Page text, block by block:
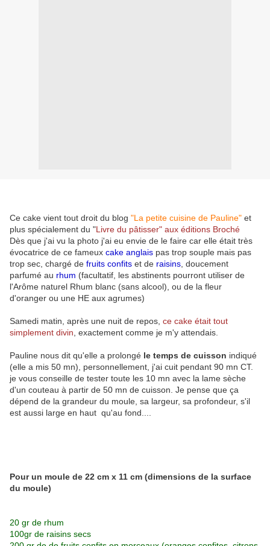
Ce cake vient tout droit du blog "La petite cuisine de Pauline" et
plus spécialement du "Livre du pâtisser" aux éditions Broché
Dès que j'ai vu la photo j'ai eu envie de le faire car elle était très
évocatrice de ce fameux cake anglais pas trop souple mais pas
trop sec, chargé de fruits confits et de raisins , doucement
parfumé au rhum (facultatif, les abstinents pourront utiliser de
l'Arôme naturel Rhum blanc (sans alcool), ou de la fleur
d'oranger ou une HE aux agrumes)
Samedi matin, après une nuit de repos, ce cake était tout
simplement divin , exactement comme je m'y attendais.
Pauline nous dit qu'elle a prolongé le temps de cuisson indiqué
(elle a mis 50 mn), personnellement, j'ai cuit pendant 90 mn CT.
je vous conseille de tester toute les 10 mn avec la lame sèche
d'un couteau à partir de 50 mn de cuisson. Je pense que ça
dépend de la grandeur du moule, sa largeur, sa profondeur, s'il
est aussi large en haut qu'au fond....
Pour un moule de 22 cm x 11 cm (dimensions de la surface
du moule)
20 gr de rhum
100gr de raisins secs